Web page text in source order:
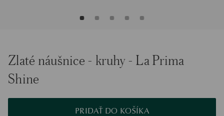
Zlaté náušnice - kruhy - La Prima
Shine
PRIDAŤ DO KOŠÍKA